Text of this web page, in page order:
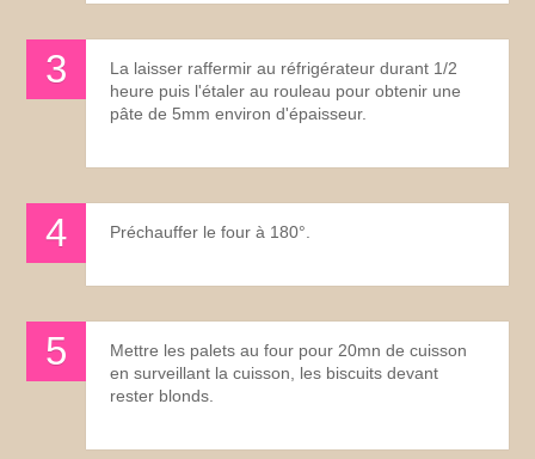
La laisser raffermir au réfrigérateur durant 1/2
heure puis l'étaler au rouleau pour obtenir une
pâte de 5mm environ d'épaisseur.
Préchauffer le four à 180°.
Mettre les palets au four pour 20mn de cuisson
en surveillant la cuisson, les biscuits devant
rester blonds.